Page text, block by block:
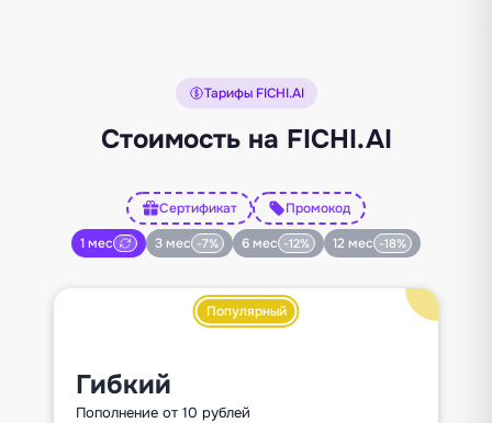
Тарифы FICHI.AI
Стоимость на FICHI.AI
Сертификат
1 мес
3 мес -7% 6 мес -12% 12 мес -18%
Промокод
Популярный
Гибкий
Пополнение от 10 рублей